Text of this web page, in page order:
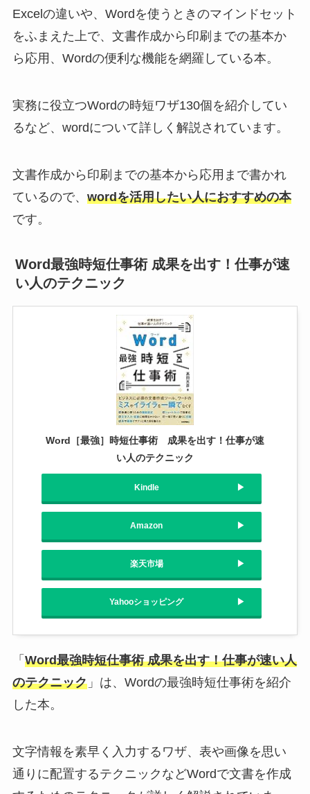
Excelの違いや、Wordを使うときのマインドセット
をふまえた上で、文書作成から印刷までの基本か
ら応用、Wordの便利な機能を網羅している本。
実務に役立つWordの時短ワザ130個を紹介してい
るなど、wordについて詳しく解説されています。
文書作成から印刷までの基本から応用まで書かれ
ているので、 wordを活用したい人におすすめの本
です。
Word最強時短仕事術 成果を出す！仕事が速
い人のテクニック
Word［最強］時短仕事術 成果を出す！仕事が速
い人のテクニック
Kindle
Amazon
楽天市場
Yahooショッピング
「 Word最強時短仕事術 成果を出す！仕事が速い人
のテクニック」は、Wordの最強時短仕事術を紹介
した本。
文字情報を素早く入力するワザ、表や画像を思い
通りに配置するテクニックなどWordで文書を作成